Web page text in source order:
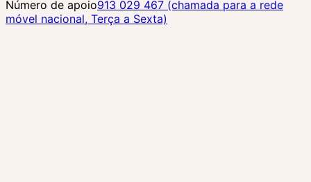
Número de apoio913 029 467 (chamada para a rede
móvel nacional, Terça a Sexta)